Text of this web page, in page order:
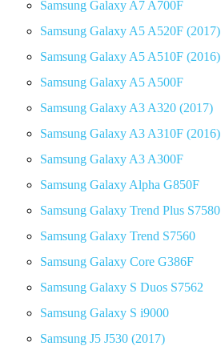
Samsung Galaxy A7 A700F
Samsung Galaxy A5 A520F (2017)
Samsung Galaxy A5 A510F (2016)
Samsung Galaxy A5 A500F
Samsung Galaxy A3 A320 (2017)
Samsung Galaxy A3 A310F (2016)
Samsung Galaxy A3 A300F
Samsung Galaxy Alpha G850F
Samsung Galaxy Trend Plus S7580
Samsung Galaxy Trend S7560
Samsung Galaxy Core G386F
Samsung Galaxy S Duos S7562
Samsung Galaxy S i9000
Samsung J5 J530 (2017)